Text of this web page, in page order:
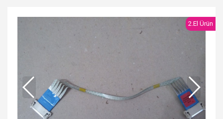
2.El Ürün